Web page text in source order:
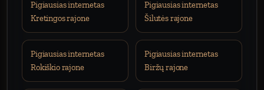
Pigiausias internetas
Kretingos rajone
Pigiausias internetas
Šilutės rajone
Pigiausias internetas
Rokiškio rajone
Pigiausias internetas
Biržų rajone